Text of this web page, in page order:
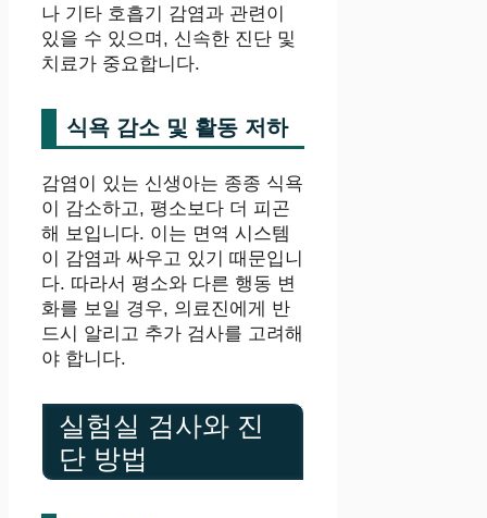
나 기타 호흡기 감염과 관련이
있을 수 있으며, 신속한 진단 및
치료가 중요합니다.
식욕 감소 및 활동 저하
감염이 있는 신생아는 종종 식욕
이 감소하고, 평소보다 더 피곤
해 보입니다. 이는 면역 시스템
이 감염과 싸우고 있기 때문입니
다. 따라서 평소와 다른 행동 변
화를 보일 경우, 의료진에게 반
드시 알리고 추가 검사를 고려해
야 합니다.
실험실 검사와 진
단 방법